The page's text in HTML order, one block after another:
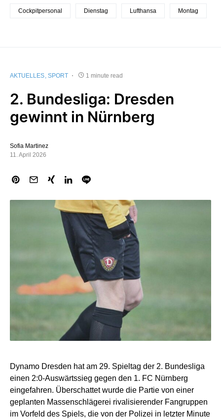
Cockpitpersonal Dienstag Lufthansa Montag
AKTUELLES SPORT 1 minute read
2. Bundesliga: Dresden
gewinnt in Nürnberg
Sofia Martinez
11. April 2026
Dynamo Dresden hat am 29. Spieltag der 2. Bundesliga
einen 2:0-Auswärtssieg gegen den 1. FC Nürnberg
eingefahren. Überschattet wurde die Partie von einer
geplanten Massenschlägerei rivalisierender Fangruppen
im Vorfeld des Spiels, die von der Polizei in letzter Minute